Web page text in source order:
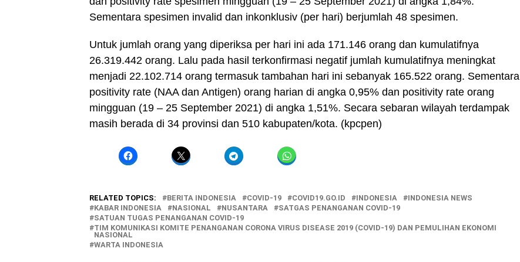
Sementara spesimen invalid dan inkonklusiv (per hari) berjumlah 48 spesimen.
Untuk jumlah orang yang diperiksa per hari ini ada 171.146 orang dan kumulatifnya
26.319.442 orang. Lalu pada hasil terkonfirmasi negatif jumlah kumulatifnya meningkat
menjadi 22.102.714 orang termasuk tambahan hari ini sebanyak 165.522 orang. Sementara
positivity rate (NAA dan Antigen) orang harian di angka 0,95% dan positivity rate orang
mingguan (19 – 25 September 2021) di angka 1,51%. Secara sebaran wilayah terdampak
masih berada di 34 provinsi dan 510 kabupaten/kota. (kpcpen)
RELATED TOPICS: BERITA INDONESIA COVID-19 COVID19.GO.ID INDONESIA
INDONESIA NEWS
KABAR INDONESIA
NASIONAL NUSANTARA
SATGAS PENANGANAN COVID-19
SATUAN TUGAS PENANGANAN COVID-19
TIM KOMUNIKASI KOMITE PENANGANAN CORONA VIRUS DISEASE 2019 (COVID-19) DAN PEMULIHAN EKONOMI
NASIONAL
WARTA INDONESIA